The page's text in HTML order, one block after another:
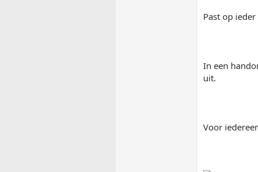
Past op
In een
uit.
Voor